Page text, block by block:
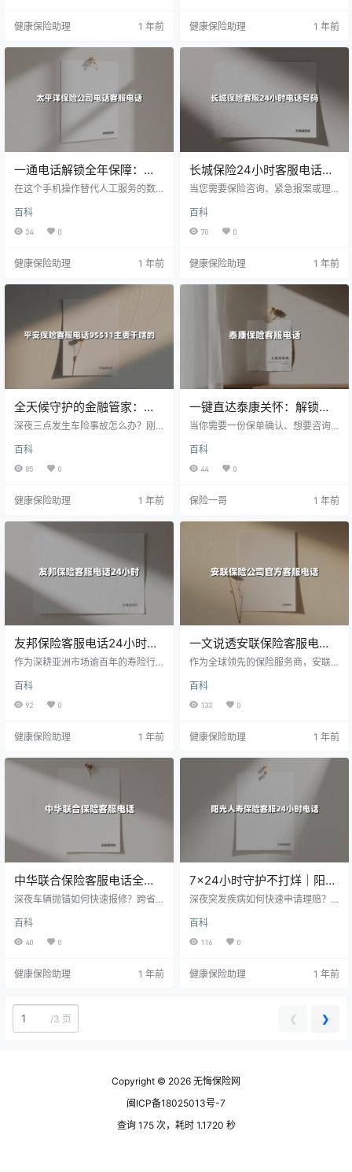
如何通过一通电话高效解决投保、
赠「10秒速记热线使用指南」，建
健康保险助理 1 年前
响应」的运营机制，构建起7×24小
最新服务信息）。本文将深度拆解
服务功能、实测响应效率并附独家
健康保险助理 1 年前
一通电话解锁全年保障：太
平洋保险95500服务全解析
在这个手机操作替代人工服务的数
电话线另一端保留着真实的温度。
通过全国统一客服热线95500与补
充热线4008 - 20 - 3588，超过1.2
户构建起7×24小时无休的服务网
的"保险中枢"，带您发现藏在电话键
位里的贴心服务。
百科
34 0
健康保险助理 1 年前
长城保险24小时客服电话全
解析：95576全天候守护您
当您需要保险咨询、紧急报案或理
话就是最可靠的安全绳。本文将深
度剖析长城保险95576客服热线的8
大核心功能、11省市分公司直连方
25年最新服务动态。无论深夜出险
「一拨就通，一问就清」的实用宝
百科
70 0
健康保险助理 1 年前
全天候守护的金融管家：平
安保险95511客服电话使用全
深夜三点发生车险事故怎么办？刚
询？平安保险95511客服热线通过
「AI智能应答+专业人工坐席」的组
合模式，提供全年无休的精准服
询、应急救援、理赔报案等128项标
线后更实现了「未问先答」的服务
升级。本文将详解这个国民级保险
热线的正确打开方式。
百科
85 0
健康保险助理 1 年前
一键直达泰康关怀：解锁
95522客服热线的智慧服务
当你需要一份保单确认、想要咨询
时，是否渴望有个「24小时在线的
专业管家」？本文深度拆解泰康保
险客服体系全网最新服务链路，带
统、高效转人工技巧及六大特色险
略」。看完你会发现，400亿级保
费规模的险企如何用一根电话线织
百科
44 0
保险一哥 1 年前
友邦保险客服电话24小时服
务指南：全渠道专业守护不
作为深耕亚洲市场逾百年的寿险行
作为核心战略。为满足现代消费者
对金融服务的全天候需求，友邦构
式揭秘友邦客服系统运作机制，涵
八大场景解决方案，助您随时享受
高效服务。
百科
92 0
健康保险助理 1 年前
一文说透安联保险客服电
话：最新官方联系方式及服
作为全球领先的保险服务商，安联
得客户信赖。本文整理了截至2025
年的安联保险官方客服电话、服务
务平台**等核心信息。无论您是咨
需要紧急救援服务，这份指南都能
助您快速触达专业团队。
百科
133 0
健康保险助理 1 年前
中华联合保险客服电话全攻
略：一键直达的「保险管
深夜车辆抛锚如何快速报修？跨省
构？投保过程疑惑谁来解答？记住
这串数字「95585」，感受7×24小
百科
40 0
健康保险助理 1 年前
7x24小时守护不打烊｜阳光
人寿客服热线全场景使用指
深夜突发疾病如何快速申请理赔？
拥有超千万用户的头部险企，阳光
人寿以 95510/956005 双通道 7×2
一通电话即可解锁保单查询、智能
光人寿全周期服务，让专业保障触
百科
116 0
健康保险助理 1 年前
/3 页 ❮ ❯
Copyright © 2026 无悔保险网
闽ICP备18025013号-7
查询 175 次，耗时 1.1720 秒